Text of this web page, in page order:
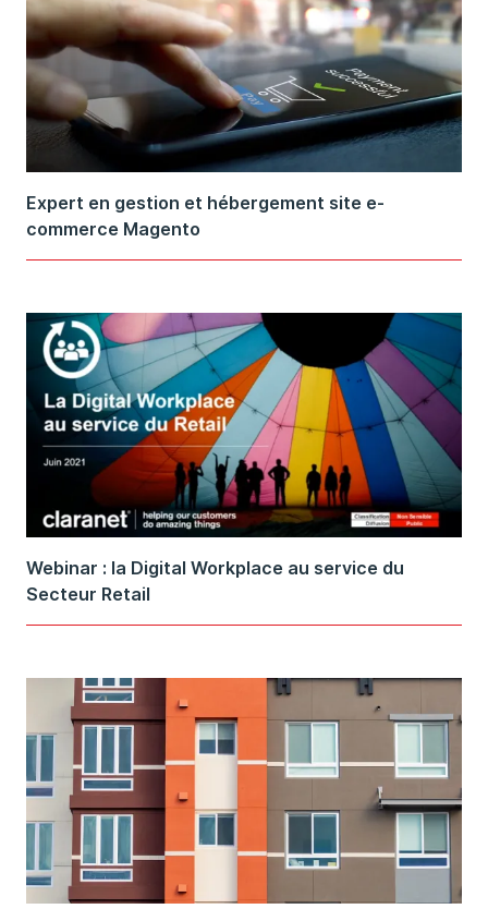
Expert en gestion et hébergement site e-
commerce Magento
Webinar : la Digital Workplace au service du
Secteur Retail